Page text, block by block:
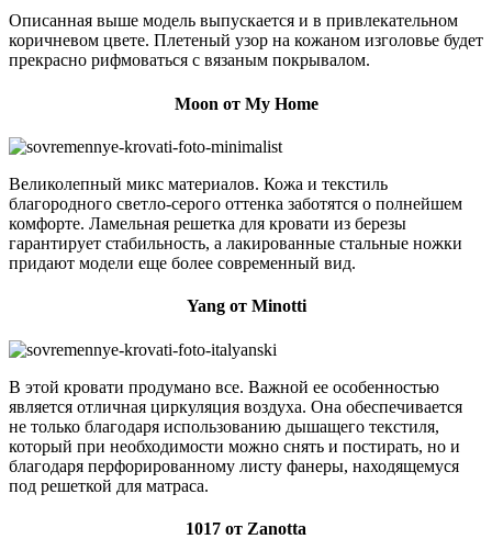
Описанная выше модель выпускается и в привлекательном
коричневом цвете. Плетеный узор на кожаном изголовье будет
прекрасно рифмоваться с вязаным покрывалом.
Moon от My Home
Великолепный микс материалов. Кожа и текстиль
благородного светло-серого оттенка заботятся о полнейшем
комфорте. Ламельная решетка для кровати из березы
гарантирует стабильность, а лакированные стальные ножки
придают модели еще более современный вид.
Yang от Minotti
В этой кровати продумано все. Важной ее особенностью
является отличная циркуляция воздуха. Она обеспечивается
не только благодаря использованию дышащего текстиля,
который при необходимости можно снять и постирать, но и
благодаря перфорированному листу фанеры, находящемуся
под решеткой для матраса.
1017 от Zanotta